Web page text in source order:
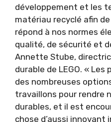
développement et les
matériau recyclé afin de
répond à nos normes
qualité, de sécurité et
Annette Stube,
durable de LEGO. « Les
des nombreuses
travaillons pour rendre
durables, et il est
chose d’aussi innovant